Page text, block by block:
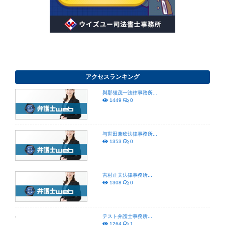
アクセスランキング
與那嶺茂一法律事務所...
1449
0
与世田兼稔法律事務所...
1353
0
吉村正夫法律事務所...
1308
0
テスト弁護士事務所...